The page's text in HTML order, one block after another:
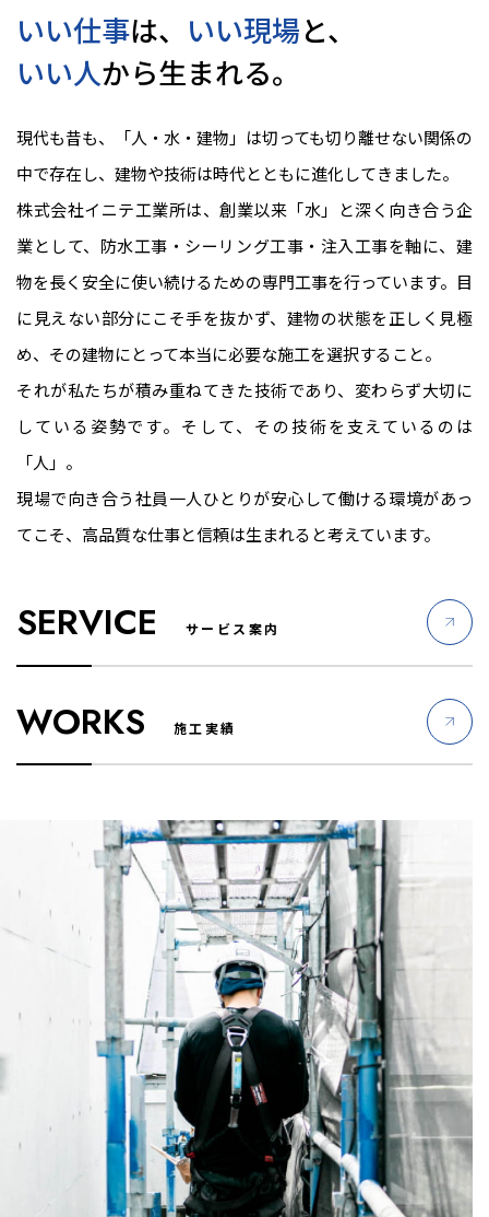
いい仕事は、 いい現場と、
いい人から生まれる。
現代も昔も、「人・水・建物」は切っても切り離せない関係の
中で存在し、建物や技術は時代とともに進化してきました。
株式会社イニテ工業所は、創業以来「水」と深く向き合う企
業として、防水工事・シーリング工事・注入工事を軸に、建
物を長く安全に使い続けるための専門工事を行っています。目
に見えない部分にこそ手を抜かず、建物の状態を正しく見極
め、その建物にとって本当に必要な施工を選択すること。
それが私たちが積み重ねてきた技術であり、変わらず大切に
している姿勢です。そして、その技術を支えているのは
「人」。
現場で向き合う社員一人ひとりが安心して働ける環境があっ
てこそ、高品質な仕事と信頼は生まれると考えています。
SERVICE サービス案内
WORKS 施工実績